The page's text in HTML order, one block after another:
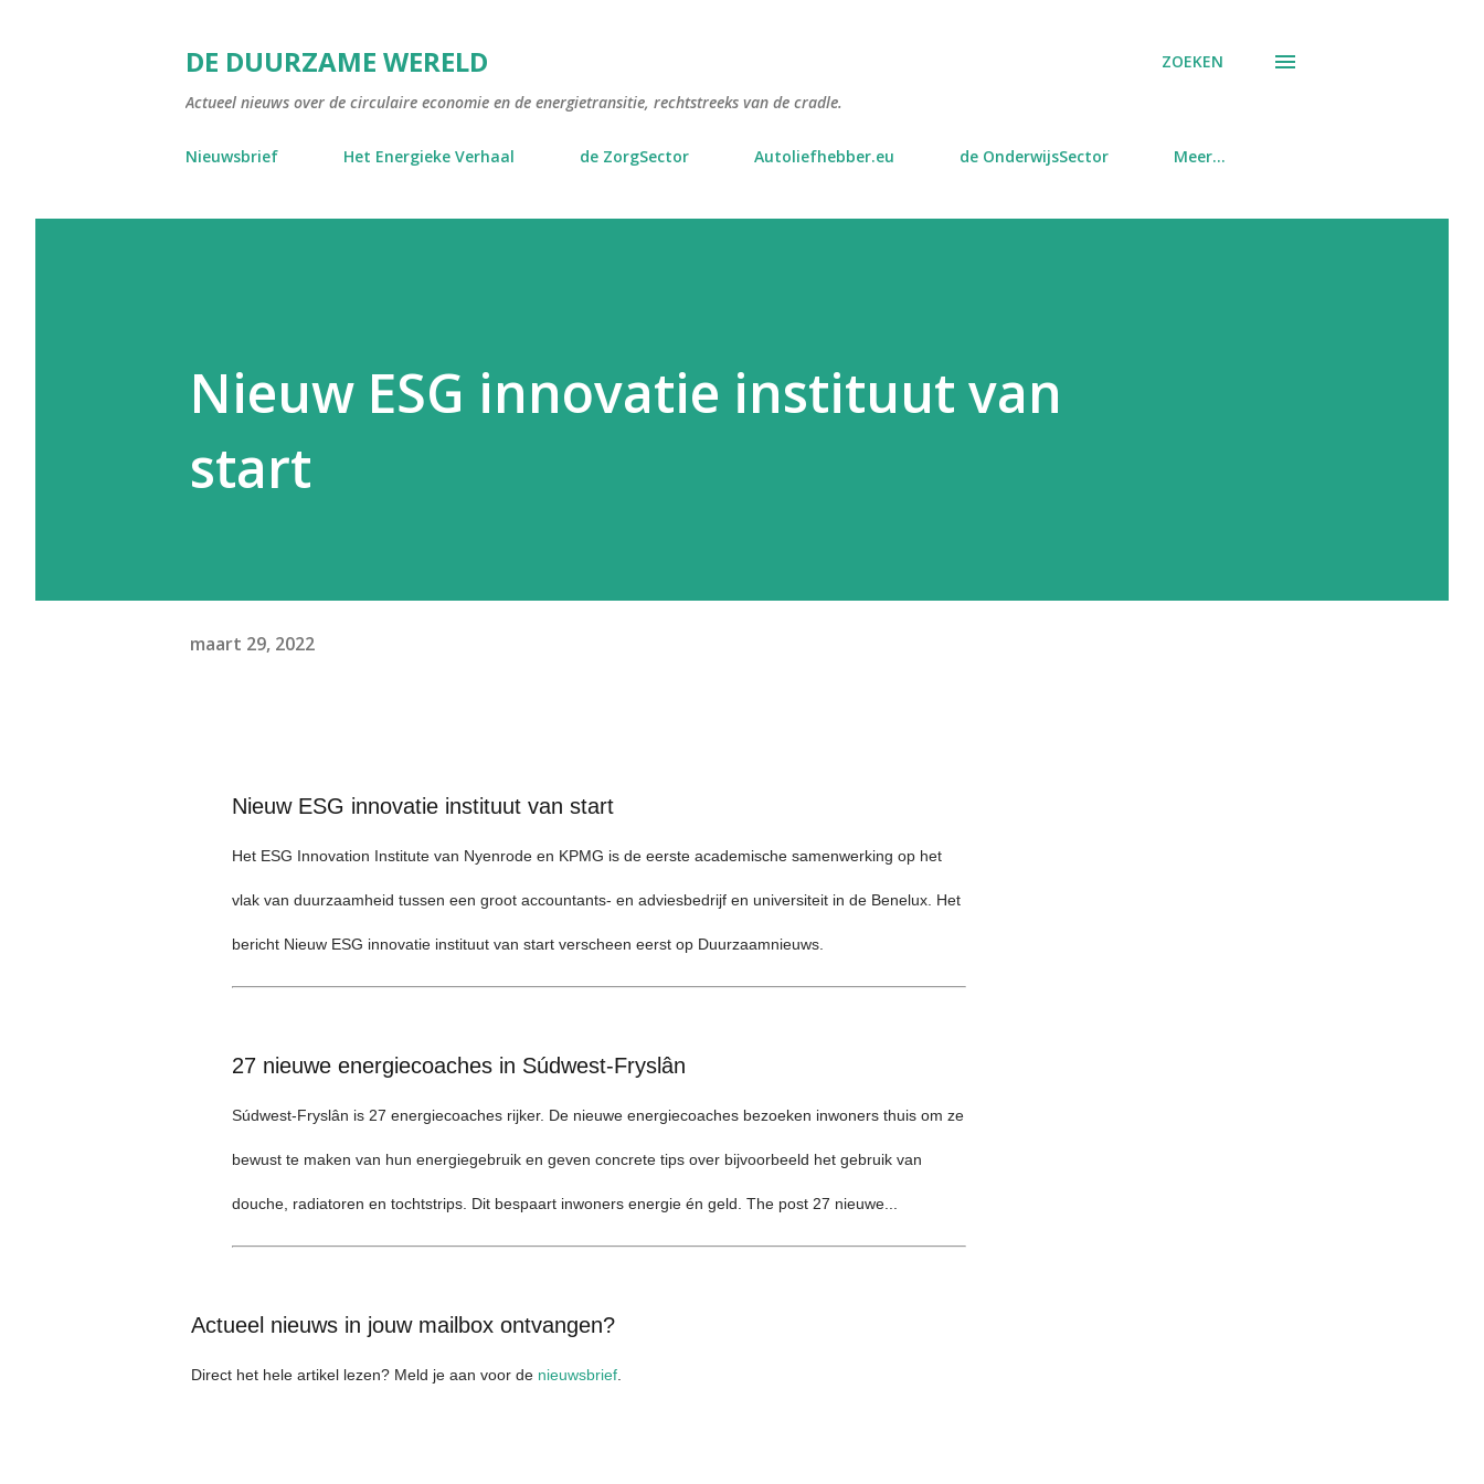
DE DUURZAME WERELD
Actueel nieuws over de circulaire economie en de energietransitie, rechtstreeks van de cradle.
ZOEKEN
Nieuwsbrief Het Energieke Verhaal de ZorgSector Autoliefhebber.eu de OnderwijsSector Meer…
Nieuw ESG innovatie instituut van
start
maart 29, 2022
Nieuw ESG innovatie instituut van start
Het ESG Innovation Institute van Nyenrode en KPMG is de eerste academische samenwerking op het
vlak van duurzaamheid tussen een groot accountants- en adviesbedrijf en universiteit in de Benelux. Het
bericht Nieuw ESG innovatie instituut van start verscheen eerst op Duurzaamnieuws.
27 nieuwe energiecoaches in Súdwest-Fryslân
Súdwest-Fryslân is 27 energiecoaches rijker. De nieuwe energiecoaches bezoeken inwoners thuis om ze
bewust te maken van hun energiegebruik en geven concrete tips over bijvoorbeeld het gebruik van
douche, radiatoren en tochtstrips. Dit bespaart inwoners energie én geld. The post 27 nieuwe...
Actueel nieuws in jouw mailbox ontvangen?
Direct het hele artikel lezen? Meld je aan voor de nieuwsbrief